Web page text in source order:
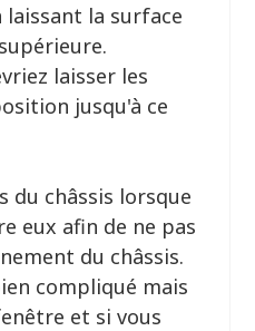
laissant la surface
laisser les
jusqu'à ce
du châssis lorsque
eux afin de ne pas
du châssis.
compliqué mais
et si vous